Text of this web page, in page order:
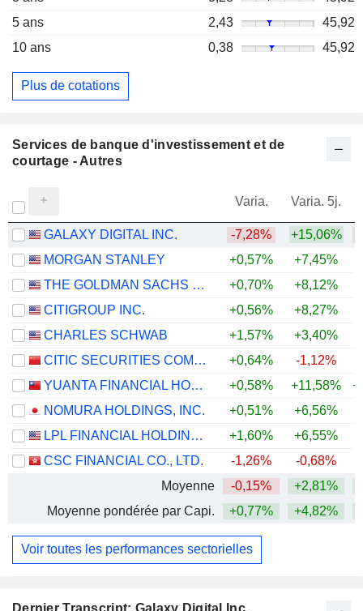
Dernier Transcript: Galaxy Digital Inc.
5 ans
2,43
45,92
10 ans
0,38 45,92
Plus de cotations
Services de banque d'investissement et de
courtage - Autres
Varia. Varia. 5j.
GALAXY DIGITAL INC. -7,28% +15,06%
MORGAN STANLEY
+0,57% +7,45%
THE GOLDMAN SACHS GROUP, INC.
+0,70% +8,12%
CITIGROUP INC.
+0,56% +8,27%
CHARLES SCHWAB
+1,57% +3,40%
CITIC SECURITIES COMPANY LIMITED
+0,64% -1,12%
YUANTA FINANCIAL HOLDING CO., LTD.
+0,58% +11,58%
NOMURA HOLDINGS, INC.
+0,51% +6,56%
LPL FINANCIAL HOLDINGS INC.
+1,60% +6,55%
CSC FINANCIAL CO., LTD.
-1,26% -0,68%
Moyenne
-0,15% +2,81%
Moyenne pondérée par Capi.
+0,77% +4,82%
Voir toutes les performances sectorielles